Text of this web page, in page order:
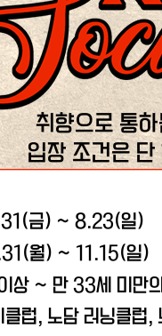
취향으로 통
입장 조건은
금) ~ 8.23(일)
월) ~ 11.15(일)
상 ~ 만 33세 미만
클럽, 노담 러닝클럽,